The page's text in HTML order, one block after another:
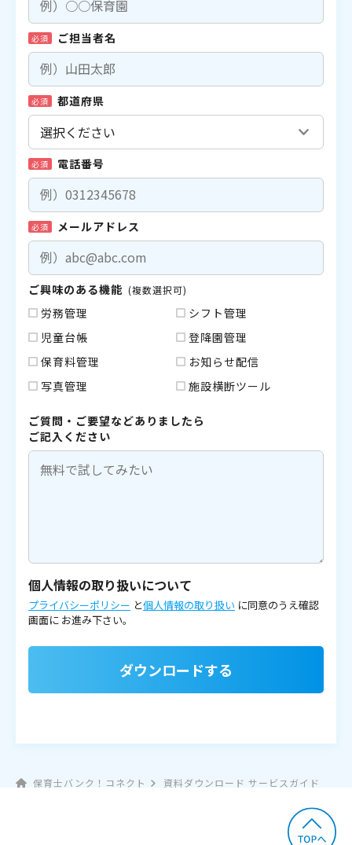
必須 ご担当者名
必須 都道府県
必須 電話番号
必須 メールアドレス
ご興味のある機能 (複数選択可)
労務管理
シフト管理
児童台帳
登降園管理
保育料管理
お知らせ配信
写真管理
施設横断ツール
ご質問・ご要望などありましたら
ご記入ください
個人情報の取り扱いについて
プライバシーポリシー と個人情報の取り扱い に同意のうえ確認
画面に お進み下さい。
ダウンロードする
保育士バンク！コネクト 資料ダウンロード サービスガイド